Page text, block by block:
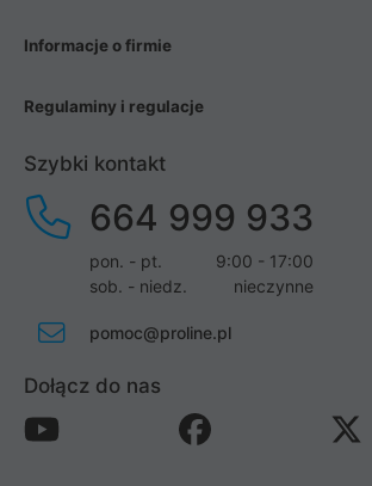
Informacje o firmie
Regulaminy i regulacje
Szybki kontakt
664 999 933
pon. - pt.
9:00 - 17:00
sob. - niedz.
nieczynne
pomoc@proline.pl
Dołącz do nas